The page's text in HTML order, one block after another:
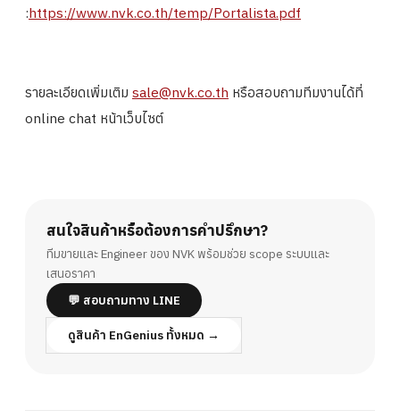
:https://www.nvk.co.th/temp/Portalista.pdf
รายละเอียดเพิ่มเติม sale@nvk.co.th หรือสอบถามทีมงานได้ที่
online chat หน้าเว็บไซต์
สนใจสินค้าหรือต้องการคำปรึกษา?
ทีมขายและ Engineer ของ NVK พร้อมช่วย scope ระบบและ
เสนอราคา
💬 สอบถามทาง LINE
ดูสินค้า EnGenius ทั้งหมด →